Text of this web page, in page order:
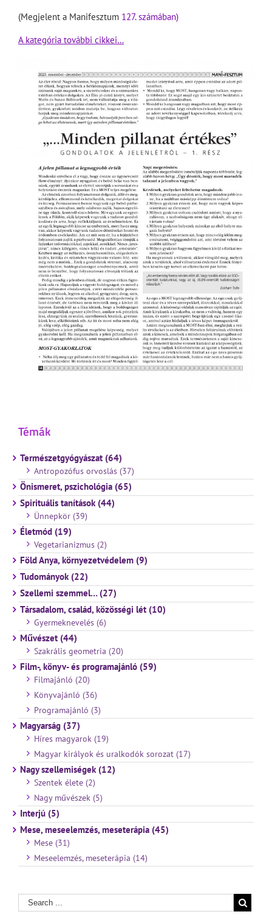
(Megjelent a Manifesztum 127. számában)
A kategória további cikkei…
Témák
Természetgyógyászat (64)
Antropozófus orvoslás (37)
Önismeret, pszichológia (65)
Spirituális tanítások (44)
Ünnepkör (39)
Életmód (19)
Vegetarianizmus (2)
Föld Anya, környezetvédelem (9)
Tudományok (22)
Szellemi szemmel… (27)
Társadalom, család, közösségi lét (10)
Gyermeknevelés (6)
Művészet (44)
Szakrális geometria (20)
Film-, könyv- és programajánló (59)
Filmajánló (20)
Könyvajánló (36)
Programajánló (3)
Magyarság (37)
Híres magyarok (19)
Magyar királyok és uralkodók sorozat (17)
Nagy szellemiségek (12)
Szentek élete (2)
Nagy művészek (5)
Interjú (5)
Mese, meseelemzés, meseterápia (45)
Mese (31)
Meseelemzés, meseterápia (14)